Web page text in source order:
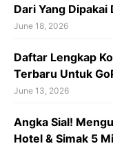
Dari Yang
June 18, 2026
Daftar Lengkap
Terbaru Untuk
June 13, 2026
Angka Sial!
Hotel & Simak 5